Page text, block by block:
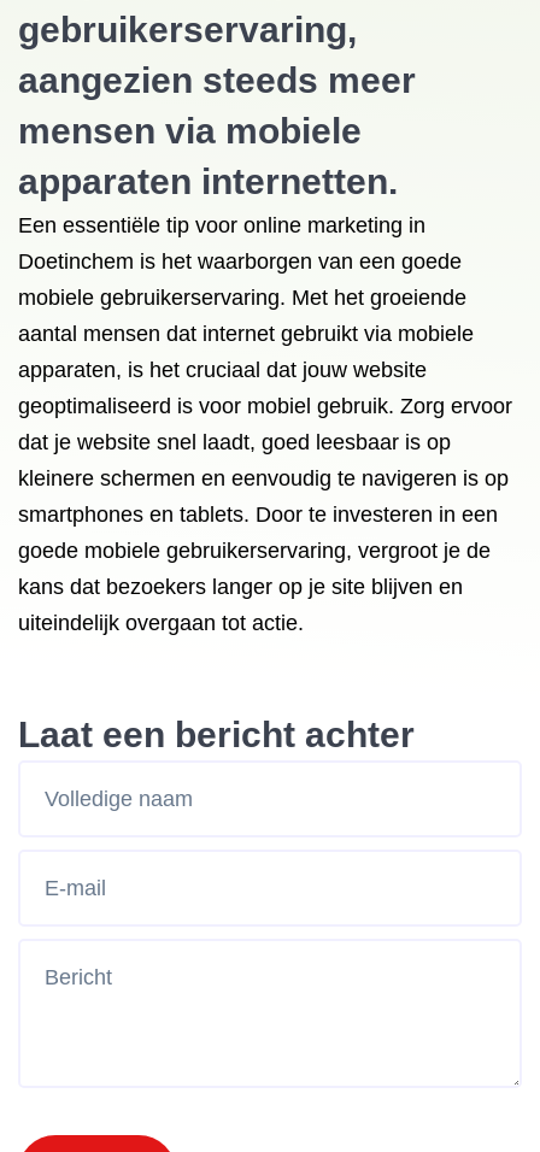
gebruikerservaring,
aangezien steeds meer
mensen via mobiele
apparaten internetten.
Een essentiële tip voor online marketing in
Doetinchem is het waarborgen van een goede
mobiele gebruikerservaring. Met het groeiende
aantal mensen dat internet gebruikt via mobiele
apparaten, is het cruciaal dat jouw website
geoptimaliseerd is voor mobiel gebruik. Zorg ervoor
dat je website snel laadt, goed leesbaar is op
kleinere schermen en eenvoudig te navigeren is op
smartphones en tablets. Door te investeren in een
goede mobiele gebruikerservaring, vergroot je de
kans dat bezoekers langer op je site blijven en
uiteindelijk overgaan tot actie.
Laat een bericht achter